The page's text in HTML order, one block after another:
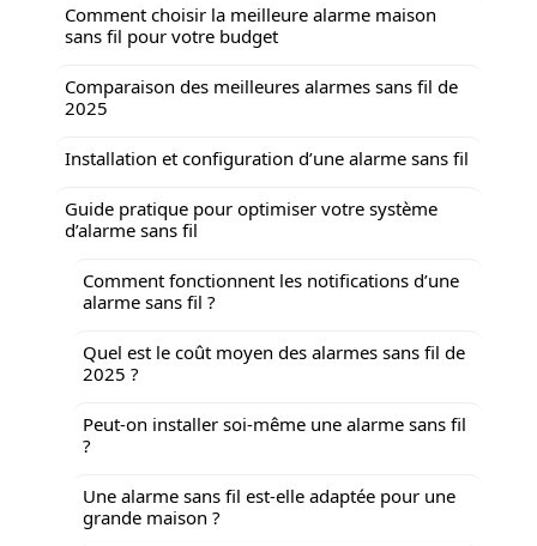
Comment choisir la meilleure alarme maison
sans fil pour votre budget
Comparaison des meilleures alarmes sans fil de
2025
Installation et configuration d’une alarme sans fil
Guide pratique pour optimiser votre système
d’alarme sans fil
Comment fonctionnent les notifications d’une
alarme sans fil ?
Quel est le coût moyen des alarmes sans fil de
2025 ?
Peut-on installer soi-même une alarme sans fil
?
Une alarme sans fil est-elle adaptée pour une
grande maison ?